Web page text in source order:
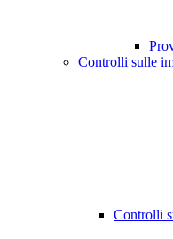
Controlli sulle
Controlli